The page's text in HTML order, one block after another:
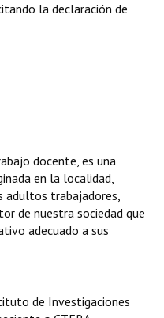
la declaración de
docente, es una
en la localidad,
adultos trabajadores,
de nuestra sociedad que
adecuado a sus
de Investigaciones